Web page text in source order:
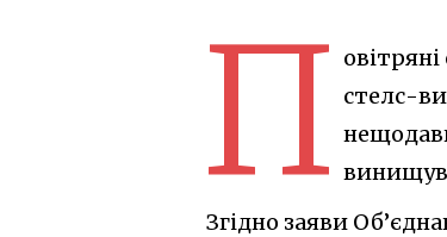
П стелс-
Згідно заяви